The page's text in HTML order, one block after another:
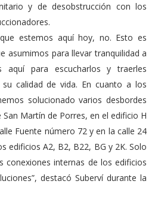
y de desobstrucción con los
estemos aquí hoy, no. Esto es
asumimos para llevar tranquilidad a
aquí para escucharlos y traerles
calidad de vida. En cuanto a los
solucionado varios desbordes
Martín de Porres, en el edificio H
Fuente número 72 y en la calle 24
edificios A2, B2, B22, BG y 2K. Solo
conexiones internas de los edificios
destacó Suberví durante la